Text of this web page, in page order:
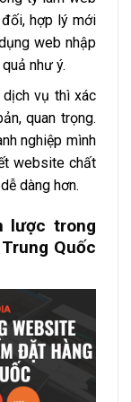
hợp lý mới
web nhập
như ý.
dịch vụ thì xác
quan trọng.
nghiệp mình
website chất
dàng hơn.
lược trong
Quốc